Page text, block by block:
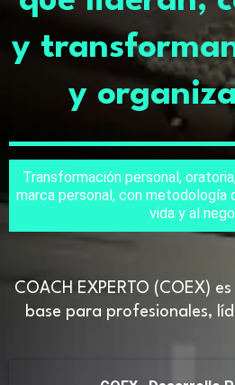
y
y
Transformación personal,
marca personal, con metodología
vida y al
COACH EXPERTO (COEX)
base para profesionales,